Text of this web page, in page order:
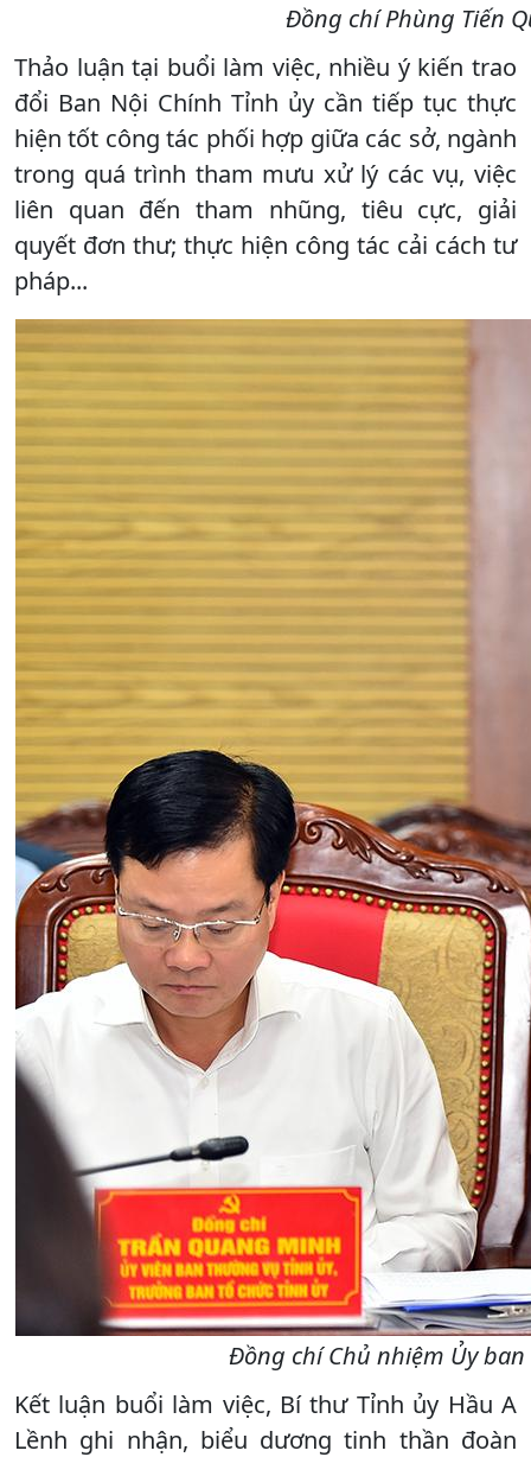
Đồng chí Phùng Tiến
Thảo luận tại buổi làm việc, nhiều ý kiến trao
đổi Ban Nội Chính Tỉnh ủy cần tiếp tục thực
hiện tốt công tác phối hợp giữa các sở, ngành
trong quá trình tham mưu xử lý các vụ, việc
liên quan đến tham nhũng, tiêu cực, giải
quyết đơn thư; thực hiện công tác cải cách tư
pháp...
Đồng chí Chủ nhiệm Ủy
Kết luận buổi làm việc, Bí thư Tỉnh ủy Hầu A
Lềnh ghi nhận, biểu dương tinh thần đoàn